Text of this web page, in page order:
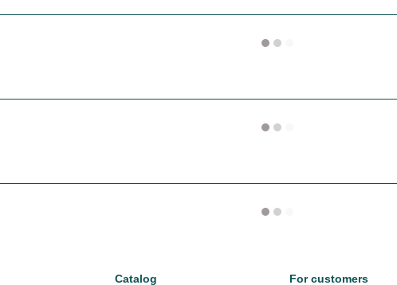
Catalog For customers